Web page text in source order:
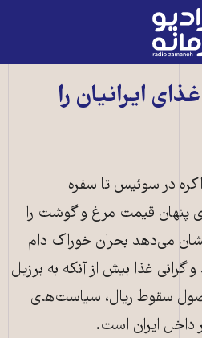
ایرانیان را
در سوئیس تا سفره
پنهان قیمت مرغ و گوشت را
می‌دهد بحران خوراک دام
غذا بیش از آنکه به برزیل
سقوط ریال، سیاست‌های
داخل ایران است.